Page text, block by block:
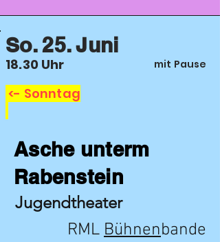
So. 25. Juni
18.30 Uhr mit Pause
<- Sonntag
Asche unterm
Rabenstein
Jugendtheater
RML Bühnenbande